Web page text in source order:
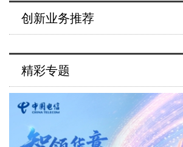
创新业务推荐
精彩专题